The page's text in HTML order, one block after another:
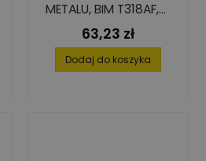
METALU, BIM T318AF,
105X1,0X9,8 (5 SZT.)
Cena
63,23 zł
Dodaj do koszyka